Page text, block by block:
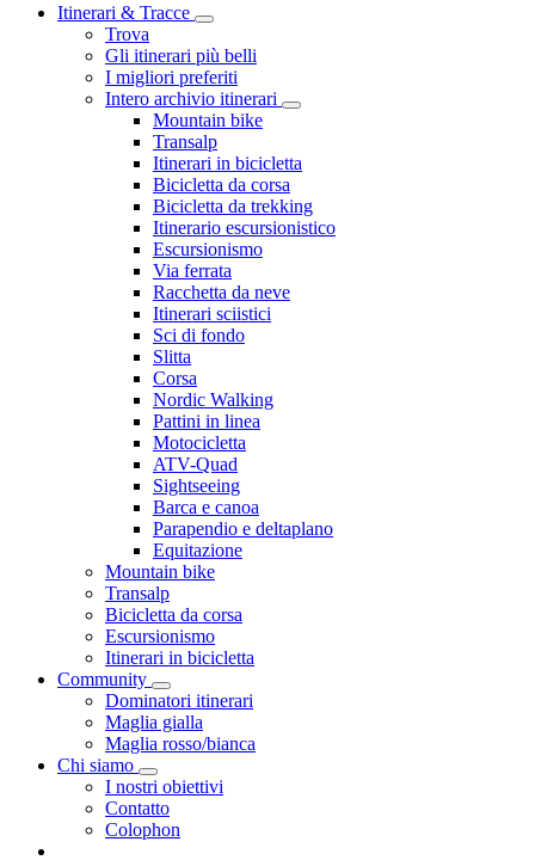
Itinerari & Tracce
Trova
Gli itinerari più belli
I migliori preferiti
Intero archivio itinerari
Mountain bike
Transalp
Itinerari in bicicletta
Bicicletta da corsa
Bicicletta da trekking
Itinerario escursionistico
Escursionismo
Via ferrata
Racchetta da neve
Itinerari sciistici
Sci di fondo
Slitta
Corsa
Nordic Walking
Pattini in linea
Motocicletta
ATV-Quad
Sightseeing
Barca e canoa
Parapendio e deltaplano
Equitazione
Mountain bike
Transalp
Bicicletta da corsa
Escursionismo
Itinerari in bicicletta
Community
Dominatori itinerari
Maglia gialla
Maglia rosso/bianca
Chi siamo
I nostri obiettivi
Contatto
Colophon